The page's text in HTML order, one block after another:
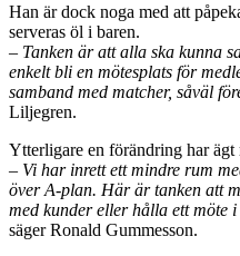
Han är dock noga med att
serveras öl i baren.
– Tanken är att alla ska kunna
enkelt bli en mötesplats för
samband med matcher, såväl
Liljegren.
Ytterligare en förändring har ägt
– Vi har inrett ett mindre rum
över A-plan. Här är tanken att
med kunder eller hålla ett möte
säger Ronald Gummesson.